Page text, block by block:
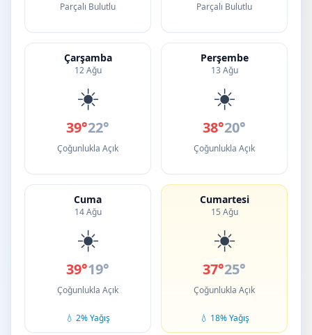
Parçalı Bulutlu Parçalı Bulutlu
Çarşamba
12 Ağu
☀️
39°22°
Çoğunlukla Açık
Perşembe
13 Ağu
☀️
38°20°
Çoğunlukla Açık
Cuma
14 Ağu
☀️
39°19°
Çoğunlukla Açık
💧 2% Yağış
Cumartesi
15 Ağu
☀️
37°25°
Çoğunlukla Açık
💧 18% Yağış